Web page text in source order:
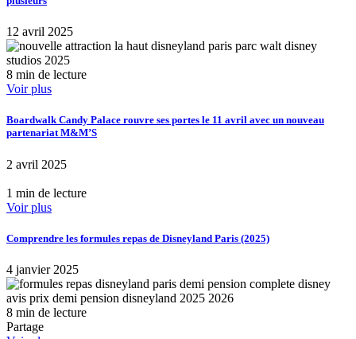
12 avril 2025
8 min de lecture
Voir plus
Boardwalk Candy Palace rouvre ses portes le 11 avril avec un nouveau
partenariat M&M’S
2 avril 2025
1 min de lecture
Voir plus
Comprendre les formules repas de Disneyland Paris (2025)
4 janvier 2025
8 min de lecture
Partage